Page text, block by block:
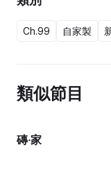
Ch.99 自家製
類似節目
磚‧家